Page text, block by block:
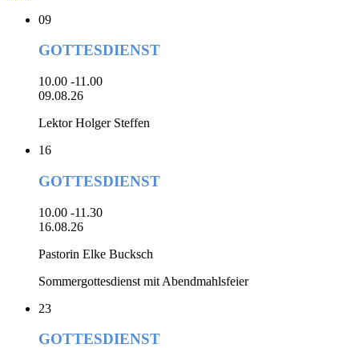
09
GOTTESDIENST
10.00 -11.00
09.08.26
Lektor Holger Steffen
16
GOTTESDIENST
10.00 -11.30
16.08.26
Pastorin Elke Bucksch
Sommergottesdienst mit Abendmahlsfeier
23
GOTTESDIENST